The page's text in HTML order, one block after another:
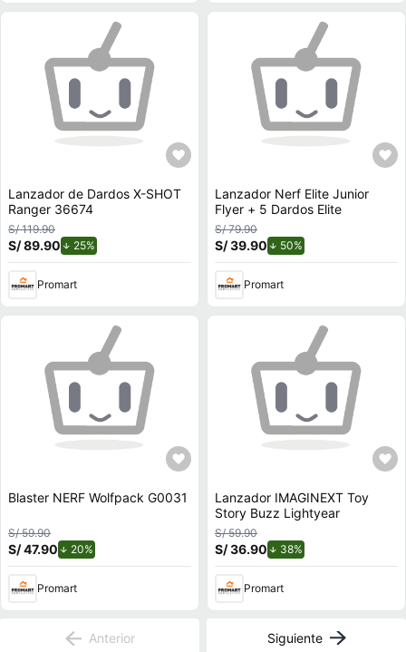
Lanzador de Dardos X-SHOT
Ranger 36674
S/ 119.90
S/ 89.90 25%
Promart
Lanzador Nerf Elite Junior
Flyer + 5 Dardos Elite
S/ 79.90
S/ 39.90 50%
Promart
Blaster NERF Wolfpack G0031
S/ 59.90
S/ 47.90 20%
Promart
Lanzador IMAGINEXT Toy
Story Buzz Lightyear
S/ 59.90
S/ 36.90 38%
Promart
Anterior Siguiente